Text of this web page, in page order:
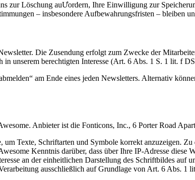
zur Löschung auƯordern, Ihre Einwilligung zur
– insbesondere Aufbewahrungsfristen – bleiben
Die Zusendung erfolgt zum Zwecke der
unserem berechtigten Interesse (Art. 6 Abs. 1 S. 1 lit. f
am Ende eines jeden Newsletters. Alternativ
Anbieter ist die Fonticons, Inc., 6 Porter Road
Texte, Schriftarten und Symbole korrekt anzuzeigen.
Kenntnis darüber, dass über Ihre IP-Adresse
an der einheitlichen Darstellung des Schriftbildes auf
ausschließlich auf Grundlage von Art. 6 Abs.